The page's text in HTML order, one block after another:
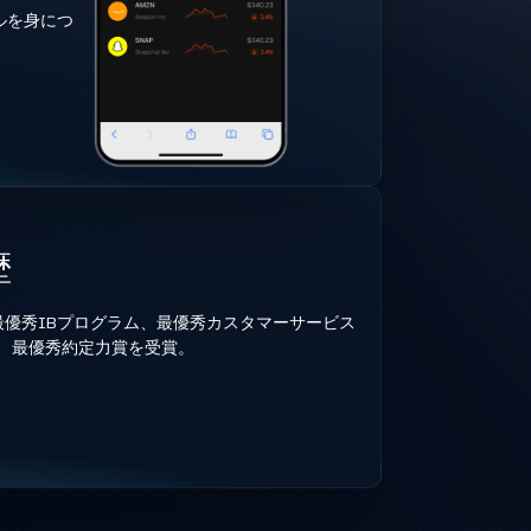
を身につ
秀IBプログラム、最優秀カスタマーサービス
最優秀約定力賞を受賞。